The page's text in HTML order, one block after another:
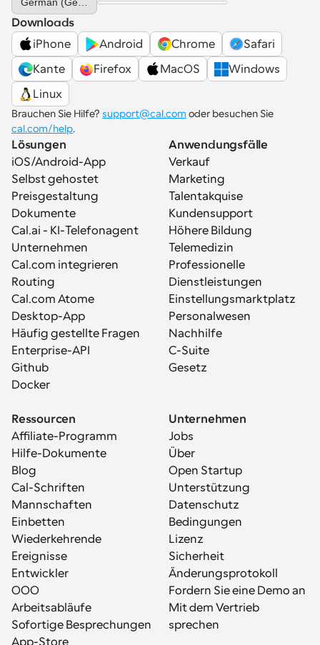
Downloads
iPhone
Android Chrome
Safari
Kante
Firefox MacOS
Windows
Linux
Brauchen Sie Hilfe? support@cal.com
cal.com/help.
Lösungen
iOS/Android-App
Selbst gehostet
Preisgestaltung
Dokumente
Cal.ai - KI-Telefonagent
Unternehmen
Cal.com integrieren
Routing
Cal.com Atome
Desktop-App
Häufig gestellte Fragen
Enterprise-API
Github
Docker
Anwendungsfälle
Verkauf
Marketing
Talentakquise
Kundensupport
Höhere Bildung
Telemedizin
Professionelle
Dienstleistungen
Einstellungsmarktplatz
Personalwesen
Nachhilfe
C-Suite
Gesetz
Ressourcen
Affiliate-Programm
Hilfe-Dokumente
Blog
Cal-Schriften
Mannschaften
Einbetten
Wiederkehrende
Ereignisse
Entwickler
OOO
Arbeitsabläufe
Sofortige Besprechungen
App-Store
Unternehmen
Jobs
Über
Open Startup
Unterstützung
Datenschutz
Bedingungen
Lizenz
Sicherheit
Änderungsprotokoll
Fordern Sie eine Demo an
Mit dem Vertrieb
sprechen